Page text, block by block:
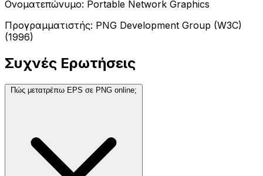
Ονοματεπώνυμο: Portable Network Graphics
Προγραμματιστής: PNG Development Group (W3C)
(1996)
Συχνές Ερωτήσεις
Πώς μετατρέπω EPS σε PNG online;